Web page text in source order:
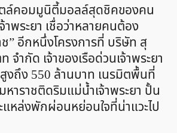
ล์คอมมูนิตี้มอลล์สุดชิคของคน
าพระยา เชื่อว่าหลายคนต้อง
” อีกหนึ่งโครงการที่ บริษัท สุ
จำกัด เจ้าของเรือด่วนเจ้าพระยา
งถึง 550 ล้านบาท เนรมิตพื้นที่
าราชติดริมแม่น้ำเจ้าพระยา ปั้น
หล่งพักผ่อนหย่อนใจที่น่าแวะไป